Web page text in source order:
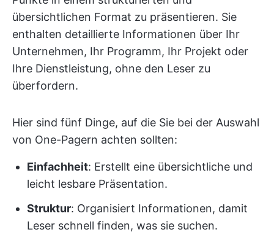
übersichtlichen Format zu präsentieren. Sie
enthalten detaillierte Informationen über Ihr
Unternehmen, Ihr Programm, Ihr Projekt oder
Ihre Dienstleistung, ohne den Leser zu
überfordern.
Hier sind fünf Dinge, auf die Sie bei der Auswahl
von One-Pagern achten sollten:
Einfachheit: Erstellt eine übersichtliche und
leicht lesbare Präsentation.
Struktur: Organisiert Informationen, damit
Leser schnell finden, was sie suchen.